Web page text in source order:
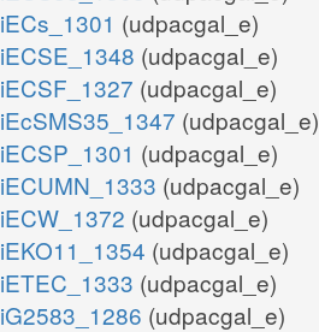
iECs_1301 (udpacgal_e)
iECSE_1348 (udpacgal_e)
iECSF_1327 (udpacgal_e)
iEcSMS35_1347 (udpacgal_e)
iECSP_1301 (udpacgal_e)
iECUMN_1333 (udpacgal_e)
iECW_1372 (udpacgal_e)
iEKO11_1354 (udpacgal_e)
iETEC_1333 (udpacgal_e)
iG2583_1286 (udpacgal_e)